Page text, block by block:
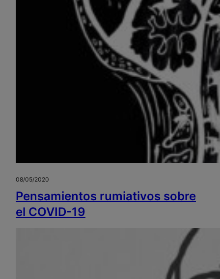
08/05/2020
Pensamientos rumiativos sobre
el COVID-19